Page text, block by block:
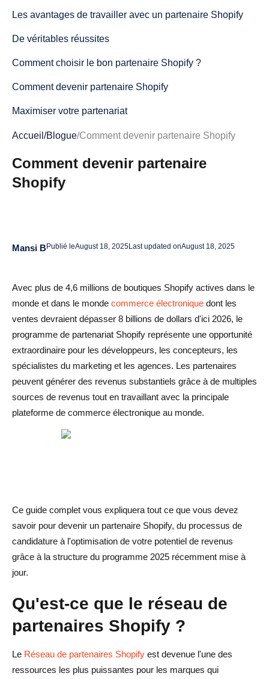
Les avantages de travailler avec un partenaire Shopify
De véritables réussites
Comment choisir le bon partenaire Shopify ?
Comment devenir partenaire Shopify
Maximiser votre partenariat
Conclusion
FAQ sur la façon de devenir partenaire Shopify
Qu'est-ce qu'un partenaire Shopify ?
Shopify ?
boutique ?
Y a-t-il une différence entre un partenaire Shopify et un
expert Shopify ?
Accueil /Blogue/Comment devenir partenaire Shopify
Comment devenir partenaire
Shopify
Mansi BPublié leAugust 18, 2025Last updated onAugust 18, 2025
Avec plus de 4,6 millions de boutiques Shopify actives dans le
monde et dans le monde commerce électronique dont les
ventes devraient dépasser 8 billions de dollars d'ici 2026, le
programme de partenariat Shopify représente une opportunité
extraordinaire pour les développeurs, les concepteurs, les
spécialistes du marketing et les agences. Les partenaires
peuvent générer des revenus substantiels grâce à de multiples
sources de revenus tout en travaillant avec la principale
plateforme de commerce électronique au monde.
Ce guide complet vous expliquera tout ce que vous devez
savoir pour devenir un partenaire Shopify, du processus de
candidature à l'optimisation de votre potentiel de revenus
grâce à la structure du programme 2025 récemment mise à
jour.
Qu'est-ce que le réseau de
partenaires Shopify ?
Le Réseau de partenaires Shopify est devenue l'une des
ressources les plus puissantes pour les marques qui